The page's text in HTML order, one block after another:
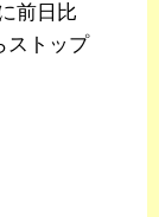
前日比
ストップ